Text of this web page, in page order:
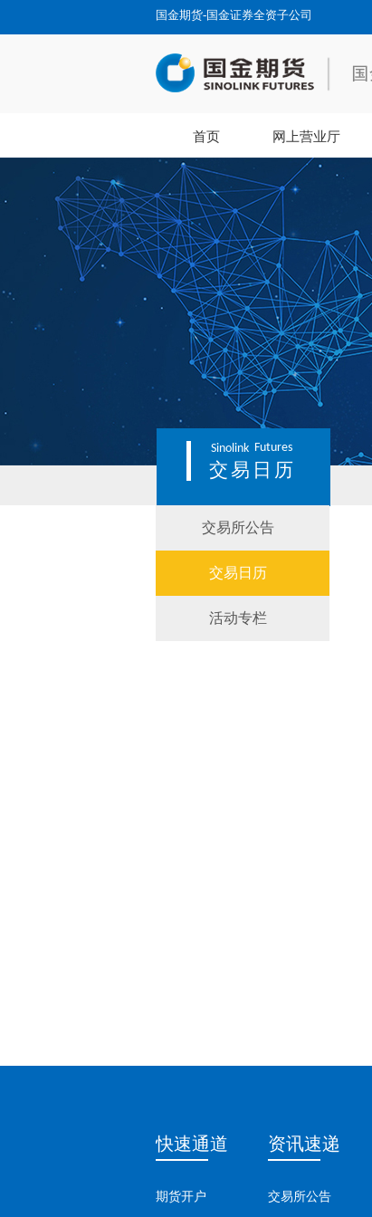
国金期货-国金证券全资子公司
首页 网上营业厅
Sinolink Futures
交易日历
交易所公告
交易日历
活动专栏
快速通道
期货开户
资讯速递
交易所公告